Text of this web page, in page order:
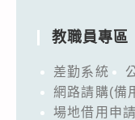
教職員專區
差勤系統
網路請購(備
場地借用申